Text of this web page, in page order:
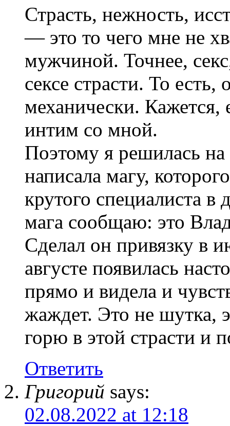
Страсть, нежность,
— это то чего мне не
мужчиной. Точнее,
сексе страсти. То
механически. Кажется,
интим со мной.
Поэтому я решилась
написала магу,
крутого специалиста
мага сообщаю: это
Сделал он привязку в
августе появилась
прямо и видела и
жаждет. Это не шутка,
горю в этой страсти и
Ответить
Григорий says:
02.08.2022 at 12:18